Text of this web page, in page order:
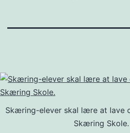
Skæring-elever skal lære at lave
Skæring Skole.